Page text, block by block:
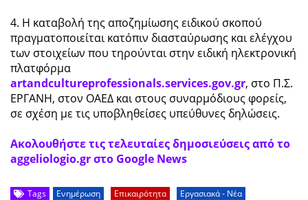
4. Η καταβολή της αποζημίωσης ειδικού σκοπού
πραγματοποιείται κατόπιν διασταύρωσης και ελέγχου
των στοιχείων που τηρούνται στην ειδική ηλεκτρονική
πλατφόρμα
artandcultureprofessionals.services.gov.gr, στο Π.Σ.
ΕΡΓΑΝΗ, στον ΟΑΕΔ και στους συναρμόδιους φορείς,
σε σχέση με τις υποβληθείσες υπεύθυνες δηλώσεις.
Ακολουθήστε τις τελευταίες δημοσιεύσεις από το
aggeliologio.gr στο Google News
Tags Ενημέρωση Επικαιρότητα
Εργασιακά - Νέα